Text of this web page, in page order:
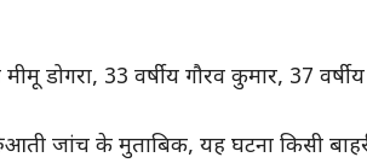
डोगरा, 33 वर्षीय गौरव कुमार, 37
जांच के मुताबिक, यह घटना किसी